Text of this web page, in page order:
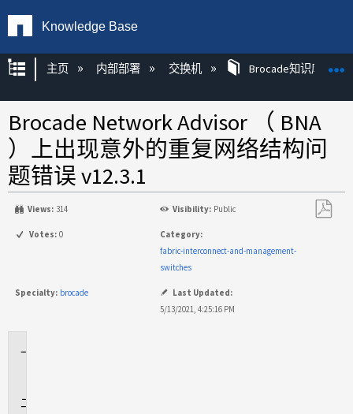
Knowledge Base
扩展/隐缩全局层次
主页 内部部署 交换机 Brocade知识库文章
Brocade Network Advisor （ BNA
）上出现意外的重复网络结构问
题错误 v12.3.1
Views: 314 Visibility: Public
Votes: 0
Category:
fabric-interconnect-and-management-
switches
Specialty: brocade
Last Updated:
5/13/2021, 4:25:16 PM